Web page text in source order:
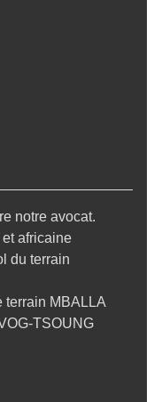
notre avocat.
africaine
du terrain
terrain MBALLA
TSOUNG